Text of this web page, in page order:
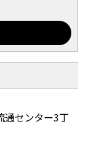
通センター3丁